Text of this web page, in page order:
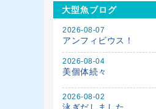
大型魚ブログ
2026-08-07
アンフィビウス！
2026-08-04
美個体続々
2026-08-02
泳ぎだしました